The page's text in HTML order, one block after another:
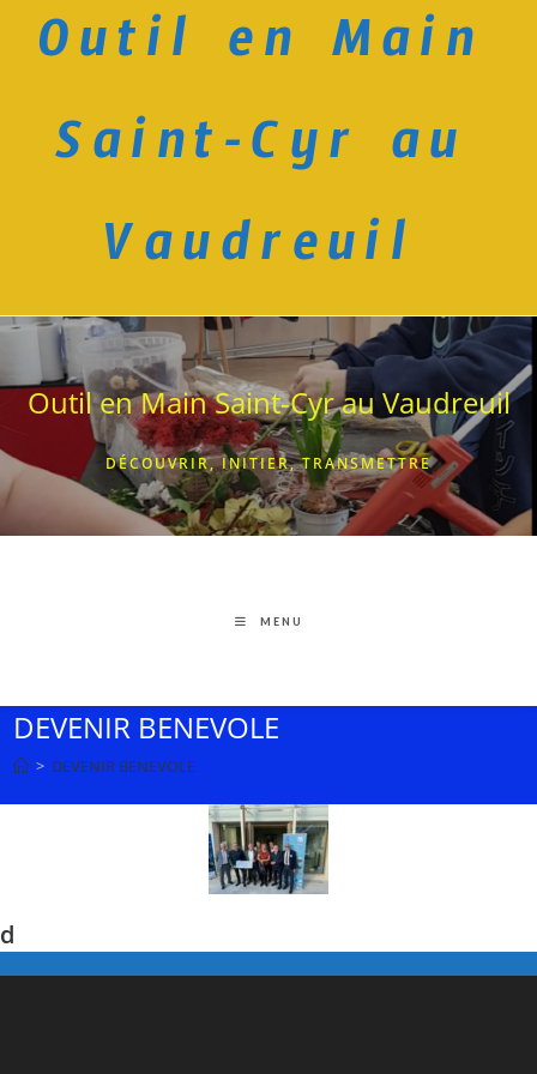
Outil en Main
Saint-Cyr au
Vaudreuil
Outil en Main Saint-Cyr au Vaudreuil
DÉCOUVRIR, INITIER, TRANSMETTRE
MENU
DEVENIR BENEVOLE
> DEVENIR BENEVOLE
d